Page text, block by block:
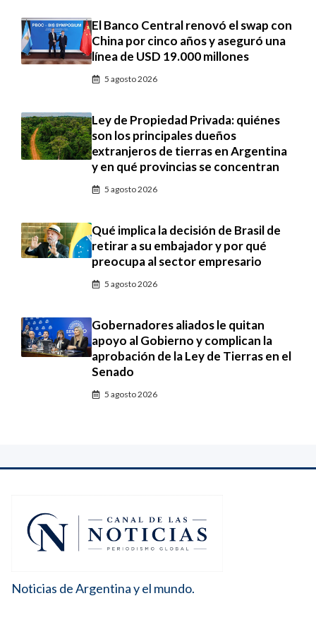
El Banco Central renovó el swap con
China por cinco años y aseguró una
línea de USD 19.000 millones
5 agosto 2026
Ley de Propiedad Privada: quiénes
son los principales dueños
extranjeros de tierras en Argentina
y en qué provincias se concentran
5 agosto 2026
Qué implica la decisión de Brasil de
retirar a su embajador y por qué
preocupa al sector empresario
5 agosto 2026
Gobernadores aliados le quitan
apoyo al Gobierno y complican la
aprobación de la Ley de Tierras en el
Senado
5 agosto 2026
Noticias de Argentina y el mundo.